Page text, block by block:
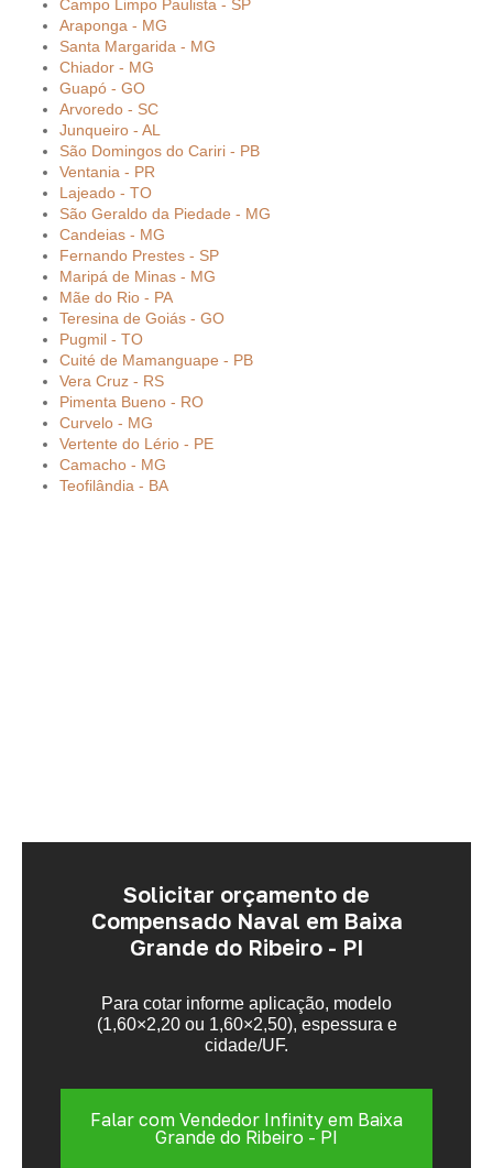
Campo Limpo Paulista - SP
Araponga - MG
Santa Margarida - MG
Chiador - MG
Guapó - GO
Arvoredo - SC
Junqueiro - AL
São Domingos do Cariri - PB
Ventania - PR
Lajeado - TO
São Geraldo da Piedade - MG
Candeias - MG
Fernando Prestes - SP
Maripá de Minas - MG
Mãe do Rio - PA
Teresina de Goiás - GO
Pugmil - TO
Cuité de Mamanguape - PB
Vera Cruz - RS
Pimenta Bueno - RO
Curvelo - MG
Vertente do Lério - PE
Camacho - MG
Teofilândia - BA
Solicitar orçamento de
Compensado Naval em Baixa
Grande do Ribeiro - PI
Para cotar informe aplicação, modelo
(1,60×2,20 ou 1,60×2,50), espessura e
cidade/UF.
Falar com Vendedor Infinity em Baixa
Grande do Ribeiro - PI